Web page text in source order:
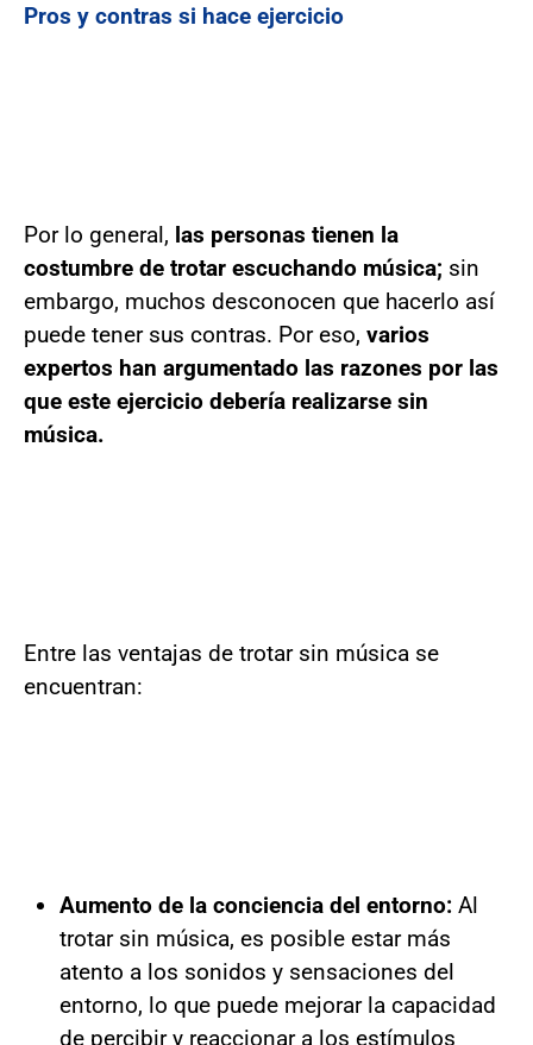
Pros y contras si hace ejercicio
Por lo general, las personas tienen la
costumbre de trotar escuchando música; sin
embargo, muchos desconocen que hacerlo así
puede tener sus contras. Por eso, varios
expertos han argumentado las razones por las
que este ejercicio debería realizarse sin
música.
Entre las ventajas de trotar sin música se
encuentran:
Aumento de la conciencia del entorno: Al
trotar sin música, es posible estar más
atento a los sonidos y sensaciones del
entorno, lo que puede mejorar la capacidad
de percibir y reaccionar a los estímulos